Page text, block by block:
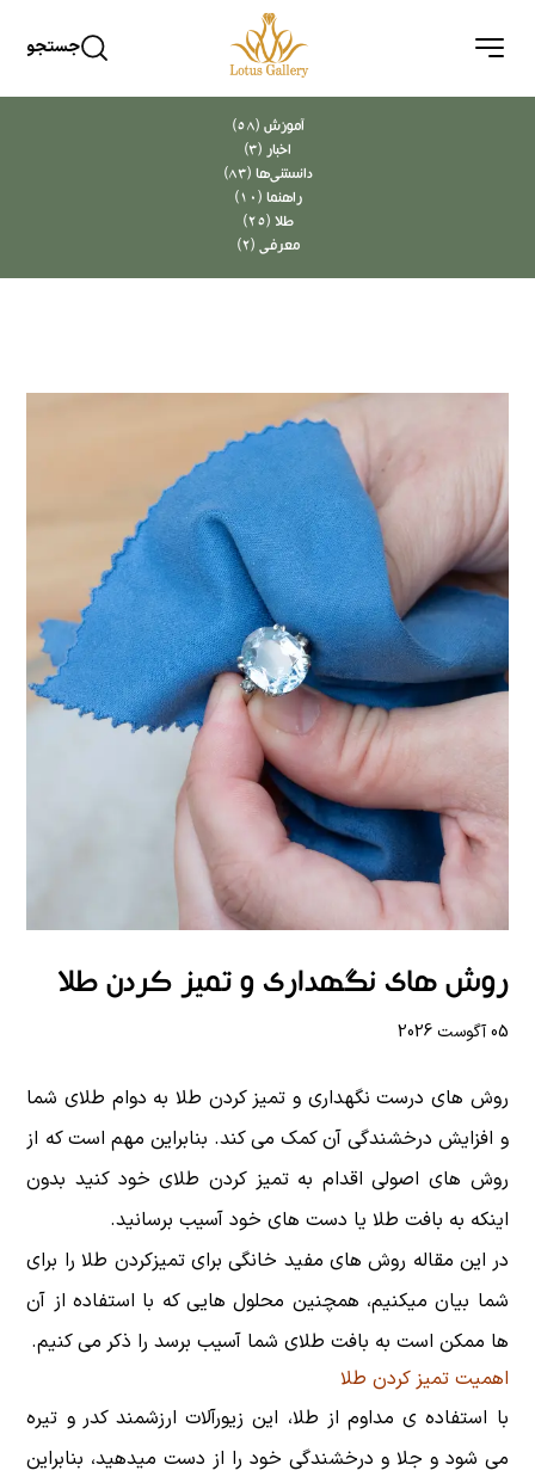
جستجو
آموزش (58)
اخبار (3)
دانستنی‌ها (83)
راهنما (10)
طلا (25)
معرفی (2)
روش های نگهداری و تمیز کردن طلا
05 آگوست 2026
روش های درست نگهداری و تمیز کردن طلا به دوام طلای شما
و افزایش درخشندگی آن کمک می کند. بنابراین مهم است که از
روش های اصولی اقدام به تمیز کردن طلای خود کنید بدون
اینکه به بافت طلا یا دست های خود آسیب برسانید.
در این مقاله روش های مفید خانگی برای تمیزکردن طلا را برای
شما بیان میکنیم، همچنین محلول هایی که با استفاده از آن
ها ممکن است به بافت طلای شما آسیب برسد را ذکر می کنیم.
اهمیت تمیز کردن طلا
با استفاده ی مداوم از طلا، این زیورآلات ارزشمند کدر و تیره
می شود و جلا و درخشندگی خود را از دست میدهید، بنابراین